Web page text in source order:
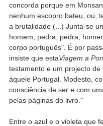
concorda porque em
nenhum escopro bateu, ou,
a brutalidade (...) Junta-se
homem, pedra, pedra,
corpo português". É por
insiste que estaViagem a
testamento e um projecto
àquele Portugal. Modesto,
consciência de ser e com
pelas páginas do livro."
Entre o azul e o violeta que